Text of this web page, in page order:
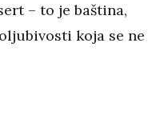
– to je baština,
koja se ne